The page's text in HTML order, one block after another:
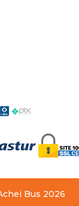
Bus 2026